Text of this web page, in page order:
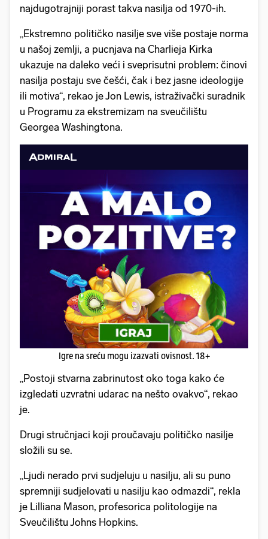
najdugotrajniji porast takva nasilja od 1970-ih.
„Ekstremno političko nasilje sve više postaje norma
u našoj zemlji, a pucnjava na Charlieja Kirka
ukazuje na daleko veći i sveprisutni problem: činovi
nasilja postaju sve češći, čak i bez jasne ideologije
ili motiva“, rekao je Jon Lewis, istraživački suradnik
u Programu za ekstremizam na sveučilištu
Georgea Washingtona.
Igre na sreću mogu izazvati ovisnost. 18+
„Postoji stvarna zabrinutost oko toga kako će
izgledati uzvratni udarac na nešto ovakvo“, rekao
je.
Drugi stručnjaci koji proučavaju političko nasilje
složili su se.
„Ljudi nerado prvi sudjeluju u nasilju, ali su puno
spremniji sudjelovati u nasilju kao odmazdi“, rekla
je Lilliana Mason, profesorica politologije na
Sveučilištu Johns Hopkins.